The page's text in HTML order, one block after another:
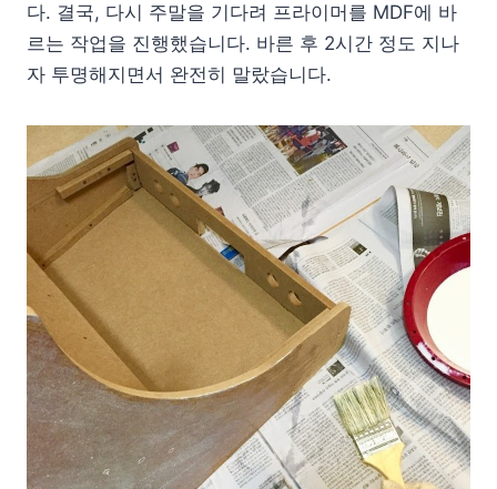
다. 결국, 다시 주말을 기다려 프라이머를 MDF에 바
르는 작업을 진행했습니다. 바른 후 2시간 정도 지나
자 투명해지면서 완전히 말랐습니다.